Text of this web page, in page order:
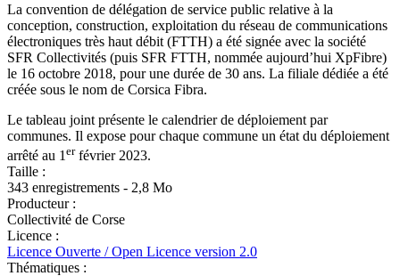
La convention de délégation de service public relative à la
conception, construction, exploitation du réseau de communications
électroniques très haut débit (FTTH) a été signée avec la société
SFR Collectivités (puis SFR FTTH, nommée aujourd’hui XpFibre)
le 16 octobre 2018, pour une durée de 30 ans. La filiale dédiée a été
créée sous le nom de Corsica Fibra.
Le tableau joint présente le calendrier de déploiement par
communes. Il expose pour chaque commune un état du déploiement
arrêté au 1 erfévrier 2023.
Taille :
343 enregistrements - 2,8 Mo
Producteur :
Collectivité de Corse
Licence :
Licence Ouverte / Open Licence version 2.0
Thématiques :